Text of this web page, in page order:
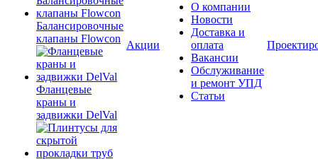
Балансировочные
клапаны Flowcon
Фланцевые
краны и
задвижки DelVal
Акции
О компании
Новости
Доставка и
оплата
Вакансии
Обслуживание
и ремонт УПД
Статьи